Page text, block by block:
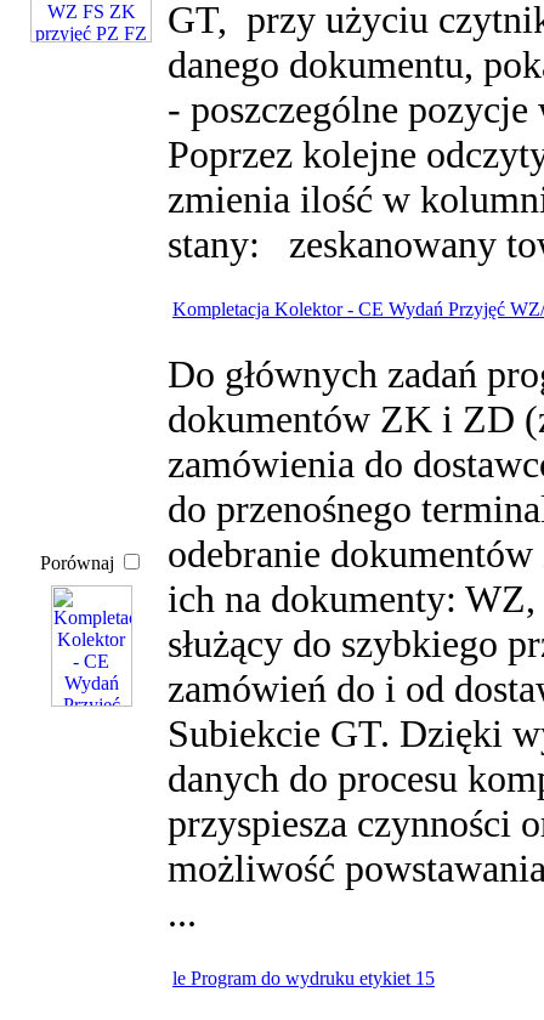
GT, przy użyciu
danego dokumentu,
- poszczególne
Poprzez kolejne
zmienia ilość w
stany: zeskanowany
Porównaj
Kompletacja Kolektor - CE Wydań Przyjęć
Do głównych zadań
dokumentów ZK i ZD
zamówienia do
do przenośnego
odebranie
ich na dokumenty:
służący do szybkiego
zamówień do i od
Subiekcie GT. Dzięki
danych do procesu
przyspiesza czynności
możliwość
...
le Program do wydruku etykiet 15